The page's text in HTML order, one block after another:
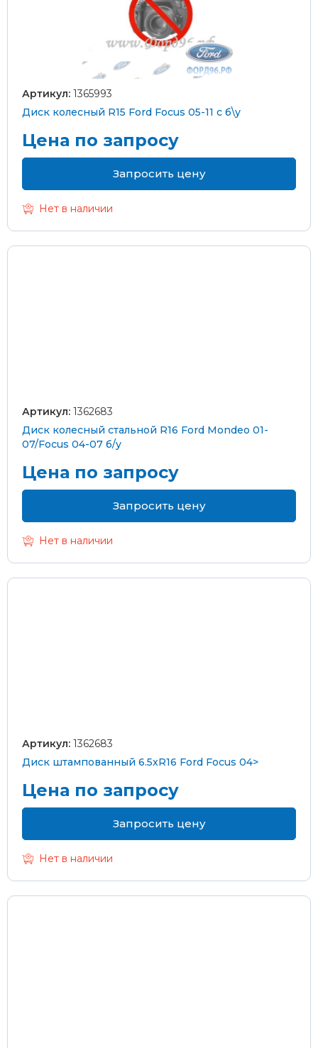
Артикул: 1365993
Диск колесный R15 Ford Focus 05-11 с б\у
Цена по запросу
Запросить цену
Нет в наличии
Артикул: 1362683
Диск колесный стальной R16 Ford Mondeo 01-
07/Focus 04-07 б/у
Цена по запросу
Запросить цену
Нет в наличии
Артикул: 1362683
Диск штампованный 6.5xR16 Ford Focus 04>
Цена по запросу
Запросить цену
Нет в наличии